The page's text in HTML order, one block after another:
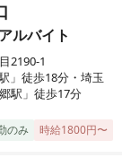
ルバイト
2190-1
」徒歩18分・埼玉
駅」徒歩17分
のみ 時給1800円〜